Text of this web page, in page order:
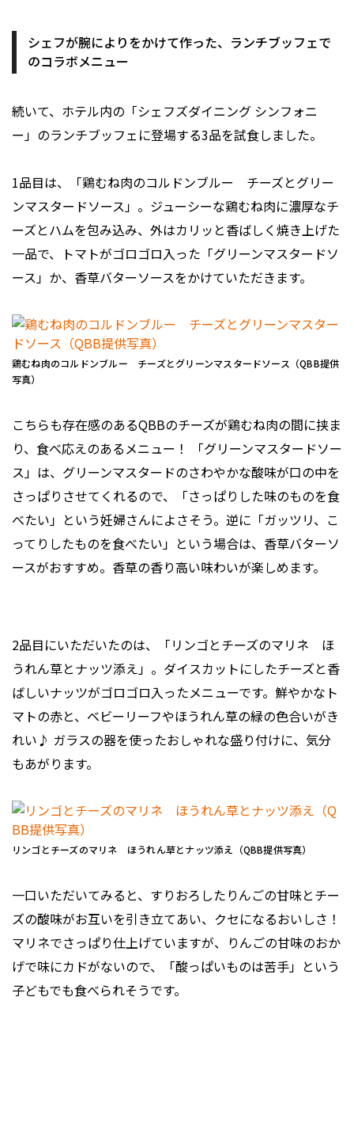
シェフが腕によりをかけて作った、ランチブッフェで
のコラボメニュー
続いて、ホテル内の「シェフズダイニング シンフォニ
ー」のランチブッフェに登場する3品を試食しました。
1品目は、「鶏むね肉のコルドンブルー チーズとグリー
ンマスタードソース」。ジューシーな鶏むね肉に濃厚なチ
ーズとハムを包み込み、外はカリッと香ばしく焼き上げた
一品で、トマトがゴロゴロ入った「グリーンマスタードソ
ース」か、香草バターソースをかけていただきます。
鶏むね肉のコルドンブルー チーズとグリーンマスタードソース（QBB提供
写真）
こちらも存在感のあるQBBのチーズが鶏むね肉の間に挟ま
り、食べ応えのあるメニュー！ 「グリーンマスタードソー
ス」は、グリーンマスタードのさわやかな酸味が口の中を
さっぱりさせてくれるので、「さっぱりした味のものを食
べたい」という妊婦さんによさそう。逆に「ガッツリ、こ
ってりしたものを食べたい」という場合は、香草バターソ
ースがおすすめ。香草の香り高い味わいが楽しめます。
2品目にいただいたのは、「リンゴとチーズのマリネ ほ
うれん草とナッツ添え」。ダイスカットにしたチーズと香
ばしいナッツがゴロゴロ入ったメニューです。鮮やかなト
マトの赤と、ベビーリーフやほうれん草の緑の色合いがき
れい♪ ガラスの器を使ったおしゃれな盛り付けに、気分
もあがります。
リンゴとチーズのマリネ ほうれん草とナッツ添え（QBB提供写真）
一口いただいてみると、すりおろしたりんごの甘味とチー
ズの酸味がお互いを引き立てあい、クセになるおいしさ！
マリネでさっぱり仕上げていますが、りんごの甘味のおか
げで味にカドがないので、「酸っぱいものは苦手」という
子どもでも食べられそうです。